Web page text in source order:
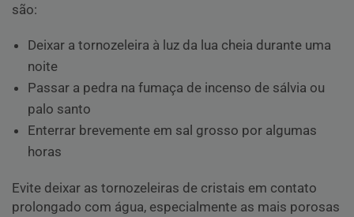
são:
Deixar a tornozeleira à luz da lua cheia durante uma
noite
Passar a pedra na fumaça de incenso de sálvia ou
palo santo
Enterrar brevemente em sal grosso por algumas
horas
Evite deixar as tornozeleiras de cristais em contato
prolongado com água, especialmente as mais porosas